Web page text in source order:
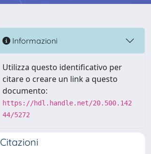
Informazioni
Utilizza questo identificativo per
citare o creare un link a questo
documento:
https://hdl.handle.net/20.500.142
44/5272
Citazioni